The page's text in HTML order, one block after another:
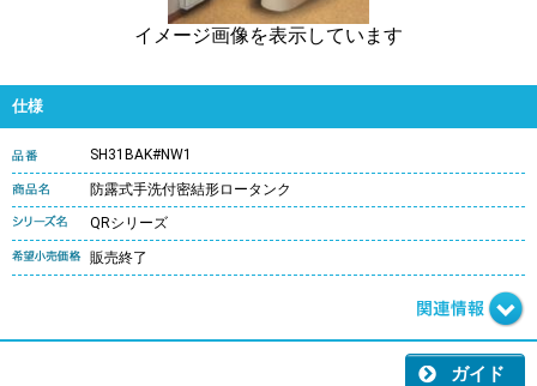
イメージ画像を表示しています
仕様
SH31BAK#NW1
防露式手洗付密結形ロータンク
QRシリーズ
販売終了
ガイド